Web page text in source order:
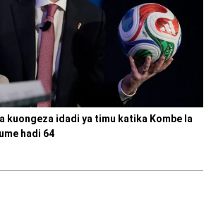
kuongeza idadi ya timu katika Kombe la
hadi 64